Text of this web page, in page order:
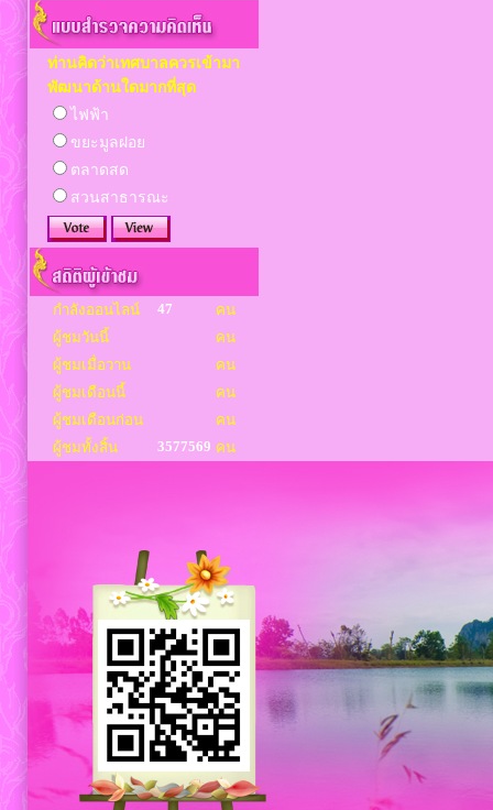
ท่านคิดว่าเทศบาลควรเข้ามา
พัฒนาด้านใดมากที่สุด
ไฟฟ้า
ขยะมูลฝอย
ตลาดสด
สวนสาธารณะ
กำลังออนไลน์ 47
คน
ผู้ชมวันนี้
คน
ผู้ชมเมื่อวาน
คน
ผู้ชมเดือนนี้
คน
ผู้ชมเดือนก่อน
คน
ผู้ชมทั้งสิ้น
3577569 คน